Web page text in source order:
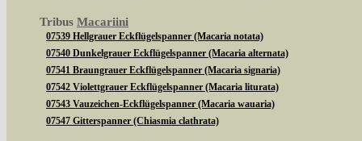
Tribus Macariini
07539 Hellgrauer Eckflügelspanner (Macaria notata)
07540 Dunkelgrauer Eckflügelspanner (Macaria alternata)
07541 Braungrauer Eckflügelspanner (Macaria signaria)
07542 Violettgrauer Eckflügelspanner (Macaria liturata)
07543 Vauzeichen-Eckflügelspanner (Macaria wauaria)
07547 Gitterspanner (Chiasmia clathrata)